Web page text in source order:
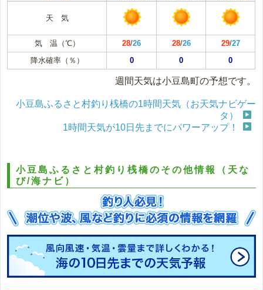
天 気
気 温（℃） 28/26 28/26 29/27
降水確率（％）
0 0 0
週間天気は小豆島町の予想です。
小豆島ふるさと村釣り桟橋の1時間天気（お天気ナビゲー
タ）
1時間天気が10日先までにパワーアップ！
小豆島ふるさと村釣り桟橋のその他情報（天な
び/海ナビ）